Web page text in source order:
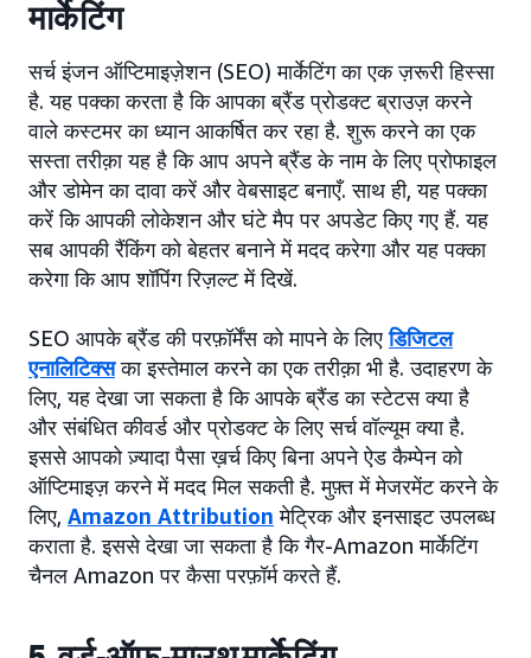
मार्केटिंग
सर्च इंजन ऑप्टिमाइज़ेशन (SEO) मार्केटिंग का एक ज़रूरी हिस्सा
है. यह पक्का करता है कि आपका ब्रैंड प्रोडक्ट ब्राउज़ करने
वाले कस्टमर का ध्यान आकर्षित कर रहा है. शुरू करने का एक
सस्ता तरीक़ा यह है कि आप अपने ब्रैंड के नाम के लिए प्रोफाइल
और डोमेन का दावा करें और वेबसाइट बनाएँ. साथ ही, यह पक्का
करें कि आपकी लोकेशन और घंटे मैप पर अपडेट किए गए हैं. यह
सब आपकी रैंकिंग को बेहतर बनाने में मदद करेगा और यह पक्का
करेगा कि आप शॉपिंग रिज़ल्ट में दिखें.
SEO आपके ब्रैंड की परफ़ॉर्मेंस को मापने के लिएडिजिटल
एनालिटिक्सका इस्तेमाल करने का एक तरीक़ा भी है. उदाहरण के
लिए, यह देखा जा सकता है कि आपके ब्रैंड का स्टेटस क्या है
और संबंधित कीवर्ड और प्रोडक्ट के लिए सर्च वॉल्यूम क्या है.
इससे आपको ज़्यादा पैसा ख़र्च किए बिना अपने ऐड कैम्पेन को
ऑप्टिमाइज़ करने में मदद मिल सकती है. मुफ़्त में मेजरमेंट करने के
लिए, Amazon Attribution मेट्रिक और इनसाइट उपलब्ध
कराता है. इससे देखा जा सकता है कि गैर-Amazon मार्केटिंग
चैनल Amazon पर कैसा परफ़ॉर्म करते हैं.